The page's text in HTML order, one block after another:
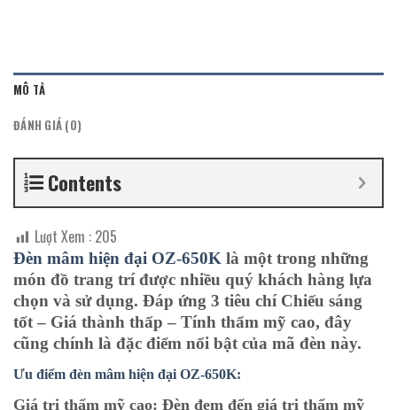
MÔ TẢ
ĐÁNH GIÁ (0)
Contents
Lượt Xem : 205
Đèn mâm hiện đại OZ-650K là một trong những
món đồ trang trí được nhiều quý khách hàng lựa
chọn và sử dụng. Đáp ứng 3 tiêu chí Chiếu sáng
tốt – Giá thành thấp – Tính thẩm mỹ cao, đây
cũng chính là đặc điểm nổi bật của mã đèn này.
Ưu điểm đèn mâm hiện đại OZ-650K:
Giá trị thẩm mỹ cao: Đèn đem đến giá trị thẩm mỹ